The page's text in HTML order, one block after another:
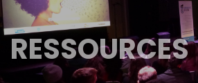
RESSOURCES